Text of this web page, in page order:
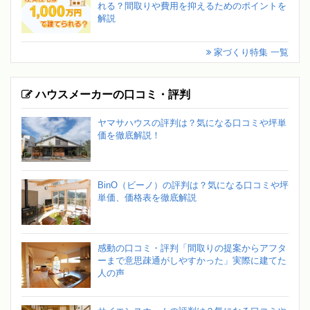
れる？間取りや費用を抑えるためのポイントを
解説
家づくり特集 一覧
ハウスメーカーの口コミ・評判
ヤマサハウスの評判は？気になる口コミや坪単
価を徹底解説！
BinO（ビーノ）の評判は？気になる口コミや坪
単価、価格表を徹底解説
感動の口コミ・評判「間取りの提案からアフタ
ーまで意思疎通がしやすかった」実際に建てた
人の声